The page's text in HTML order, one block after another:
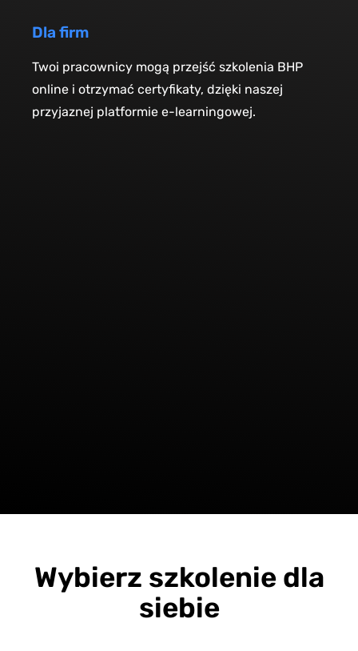
Dla firm
Twoi pracownicy mogą przejść szkolenia BHP
online i otrzymać certyfikaty, dzięki naszej
przyjaznej platformie e-learningowej.
Wybierz szkolenie dla
siebie